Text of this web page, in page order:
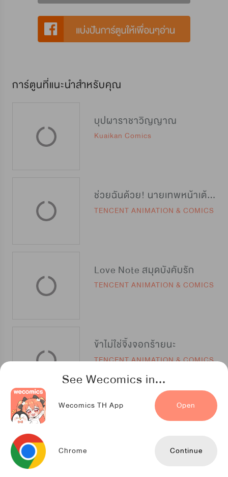
See Wecomics in...
Wecomics TH App Open
Chrome Continue
การ์ตูนที่แนะนำสำหรับคุณ
บุปผาราชาวิญญาณ
Kuaikan Comics
ช่วยฉันด้วย! นายเทพหน้าเต้าหู้
TENCENT ANIMATION & COMICS
Love Note สมุดบังคับรัก
TENCENT ANIMATION & COMICS
ข้าไม่ใช่จิ้งจอกร้ายนะ
TENCENT ANIMATION & COMICS
อัญเชิญรักจอมมารมือใหม่